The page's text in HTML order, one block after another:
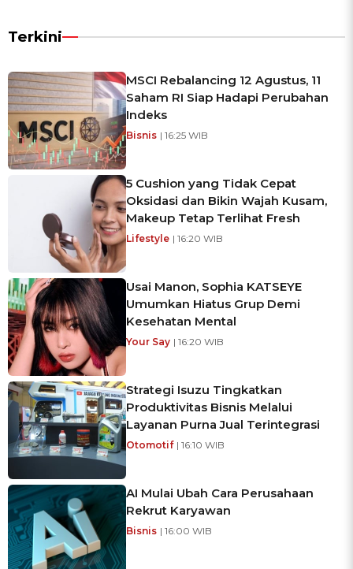
Terkini
MSCI Rebalancing 12 Agustus, 11
Saham RI Siap Hadapi Perubahan
Indeks
Bisnis | 16:25 WIB
5 Cushion yang Tidak Cepat
Oksidasi dan Bikin Wajah Kusam,
Makeup Tetap Terlihat Fresh
Lifestyle | 16:20 WIB
Usai Manon, Sophia KATSEYE
Umumkan Hiatus Grup Demi
Kesehatan Mental
Your Say | 16:20 WIB
Strategi Isuzu Tingkatkan
Produktivitas Bisnis Melalui
Layanan Purna Jual Terintegrasi
Otomotif | 16:10 WIB
AI Mulai Ubah Cara Perusahaan
Rekrut Karyawan
Bisnis | 16:00 WIB